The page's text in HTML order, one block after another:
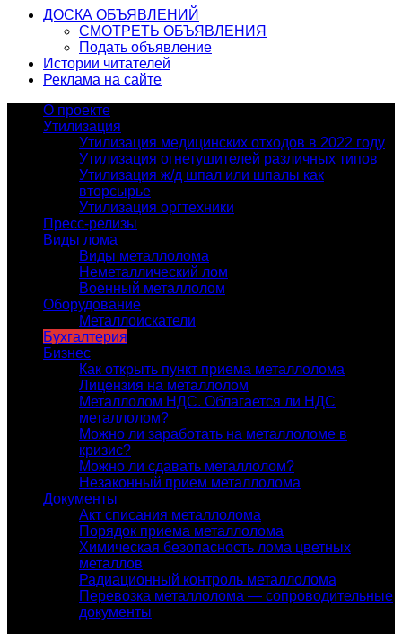
ДОСКА ОБЪЯВЛЕНИЙ
СМОТРЕТЬ ОБЪЯВЛЕНИЯ
Подать объявление
Истории читателей
Реклама на сайте
О проекте
Утилизация
Утилизация медицинских отходов в 2022 году
Утилизация огнетушителей различных типов
Утилизация ж/д шпал или шпалы как
вторсырье
Утилизация оргтехники
Пресс-релизы
Виды лома
Виды металлолома
Неметаллический лом
Военный металлолом
Оборудование
Металлоискатели
Бухгалтерия
Бизнес
Как открыть пункт приема металлолома
Лицензия на металлолом
Металлолом НДС. Облагается ли НДС
металлолом?
Можно ли заработать на металлоломе в
кризис?
Можно ли сдавать металлолом?
Незаконный прием металлолома
Документы
Акт списания металлолома
Порядок приема металлолома
Химическая безопасность лома цветных
металлов
Радиационный контроль металлолома
Перевозка металлолома — сопроводительные
документы